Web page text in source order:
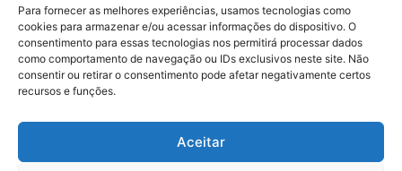
Para fornecer as melhores experiências, usamos tecnologias como
cookies para armazenar e/ou acessar informações do dispositivo. O
consentimento para essas tecnologias nos permitirá processar dados
como comportamento de navegação ou IDs exclusivos neste site. Não
consentir ou retirar o consentimento pode afetar negativamente certos
recursos e funções.
Aceitar
LINKEDIN
WHATSAPP
Avenida Presidente Vargas, 3131 – 6º Andar – Centro, Rio de